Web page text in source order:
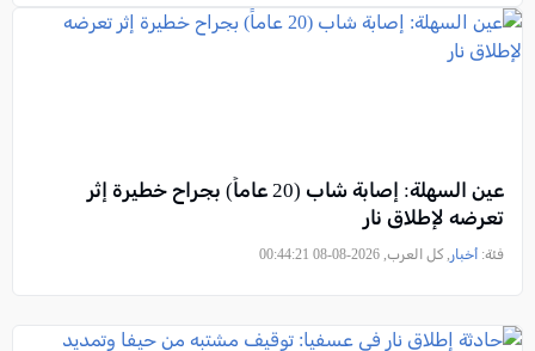
عين السهلة: إصابة شاب (20 عاماً) بجراح خطيرة إثر
تعرضه لإطلاق نار
فئة: أخبار , كل العرب, 2026-08-08 00:44:21